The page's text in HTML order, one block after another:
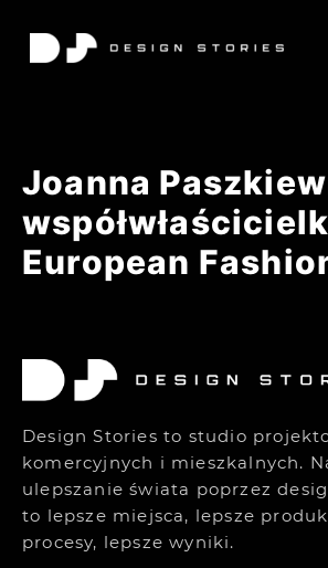
Joanna
European
Design Stories to studio
komercyjnych i mieszkalnych.
ulepszanie świata poprzez
to lepsze miejsca, lepsze
procesy, lepsze wyniki.